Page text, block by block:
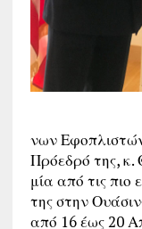
νων
Πρόεδρό της,
μία από τις πιο
της στην
από 16 έως 20